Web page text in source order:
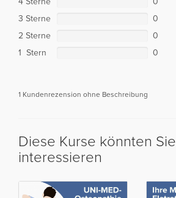
3 Sterne
0
2 Sterne
0
1 Stern
0
1 Kundenrezension ohne Beschreibung
Diese Kurse könnten Sie
interessieren